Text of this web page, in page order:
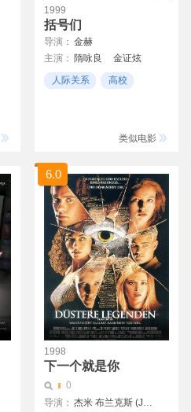
1999
括号们
导演： 金赫
主演： 隋咏良
金证炫
蔡奎光
张东
人际关系
高校
类似电影
6.0
1998
下一个就是你
0
导演：
杰米 布兰克斯 (Jamie Blanks)